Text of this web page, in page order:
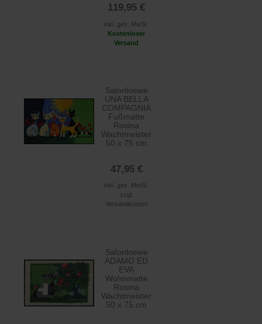
119,95 €
inkl. ges. MwSt.
Kostenloser
Versand
Salonloewe
UNA BELLA
COMPAGNIA
Fußmatte
Rosina
Wachtmeister
50 x 75 cm
47,95 €
inkl. ges. MwSt.
zzgl.
Versandkosten
Salonloewe
ADAMO ED
EVA
Wohnmatte
Rosina
Wachtmeister
50 x 75 cm